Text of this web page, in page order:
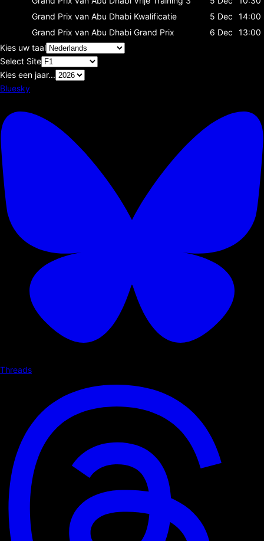
Grand Prix van Abu Dhabi Kwalificatie 5 Dec
14:00
Grand Prix van Abu Dhabi Grand Prix 6 Dec
13:00
Kies uw taal
Select Site
Kies een jaar...
Bluesky
Threads